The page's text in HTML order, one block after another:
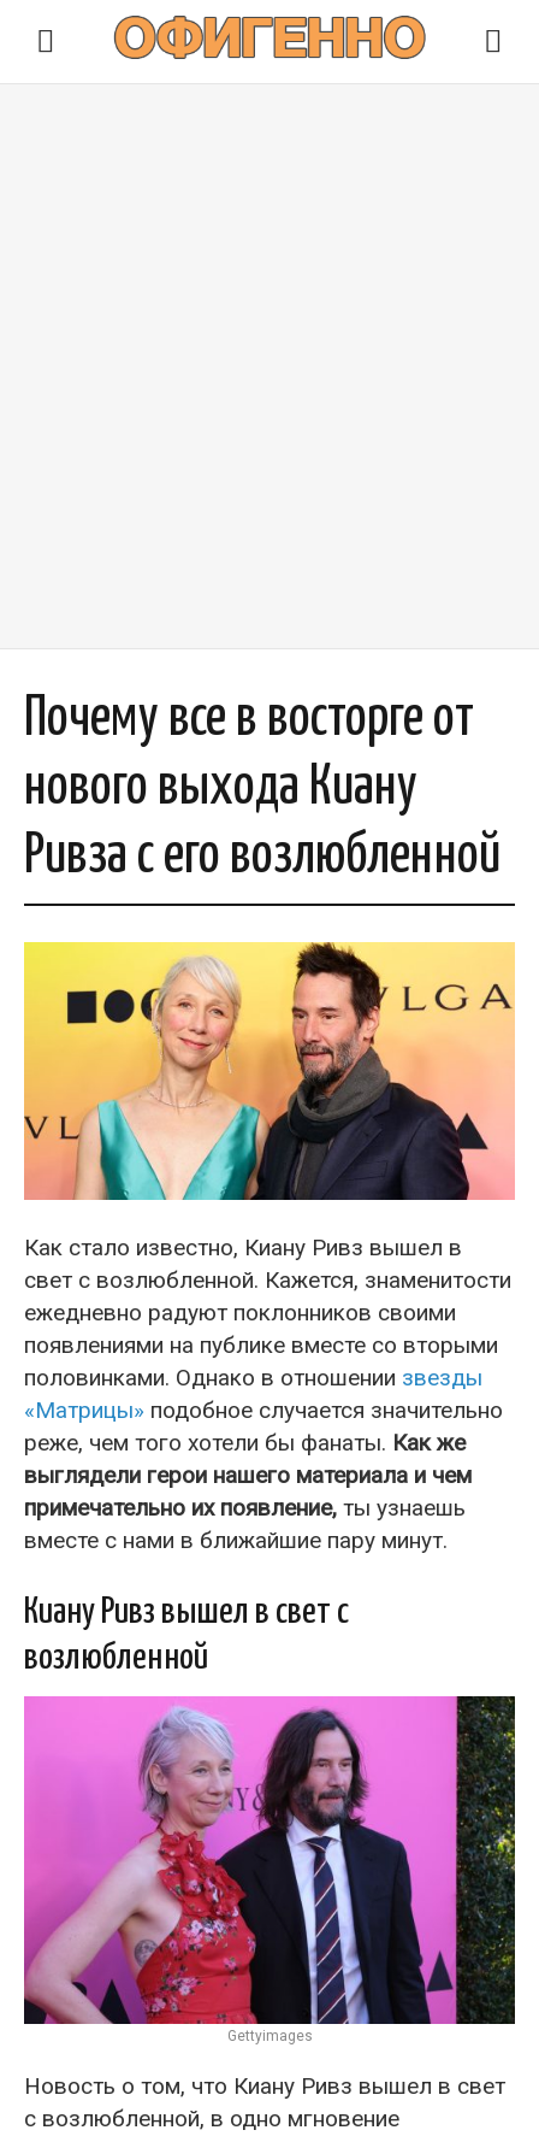
Почему все в восторге от
нового выхода Киану
Ривза с его возлюбленной
Как стало известно, Киану Ривз вышел в
свет с возлюбленной. Кажется, знаменитости
ежедневно радуют поклонников своими
появлениями на публике вместе со вторыми
половинками. Однако в отношении звезды
«Матрицы» подобное случается значительно
реже, чем того хотели бы фанаты. Как же
выглядели герои нашего материала и чем
примечательно их появление, ты узнаешь
вместе с нами в ближайшие пару минут.
Киану Ривз вышел в свет с
возлюбленной
Gettyimages
Новость о том, что Киану Ривз вышел в свет
с возлюбленной, в одно мгновение